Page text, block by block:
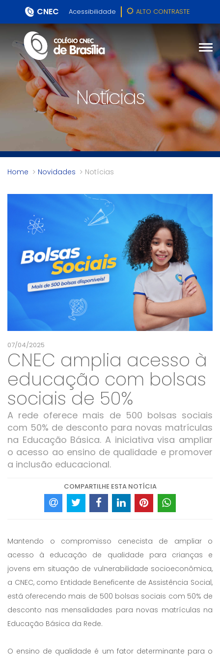
CNEC Acessibilidade ALTO CONTRASTE
Notícias
Home Novidades Notícias
07/04/2025
CNEC amplia acesso à
educação com bolsas
sociais de 50%
A rede oferece mais de 500 bolsas sociais
com 50% de desconto para novas matrículas
na Educação Básica. A iniciativa visa ampliar
o acesso ao ensino de qualidade e promover
a inclusão educacional.
COMPARTILHE ESTA NOTÍCIA
Mantendo o compromisso cenecista de ampliar o
acesso à educação de qualidade para crianças e
jovens em situação de vulnerabilidade socioeconômica,
a CNEC, como Entidade Beneficente de Assistência Social,
está oferecendo mais de 500 bolsas sociais com 50% de
desconto nas mensalidades para novas matrículas na
Educação Básica da Rede.
O ensino de qualidade é um fator determinante para o